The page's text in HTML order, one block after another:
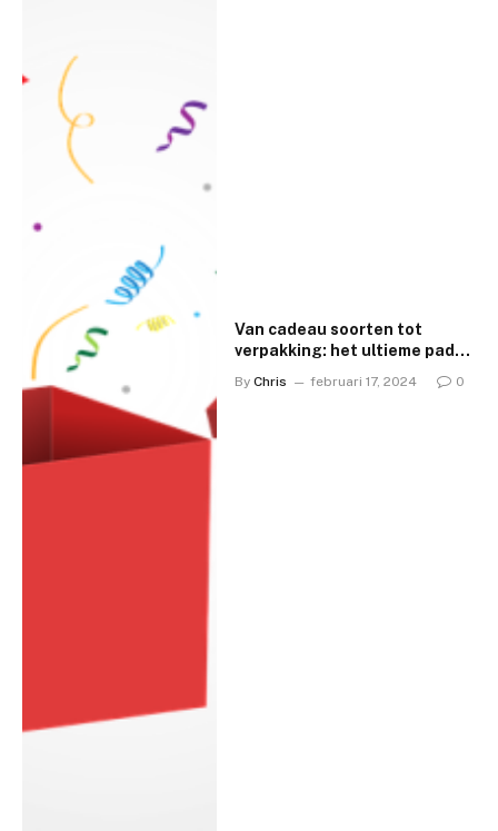
Van cadeau soorten tot
verpakking: het ultieme pad
voor elke gelegenheid
By Chris februari 17, 2024 0